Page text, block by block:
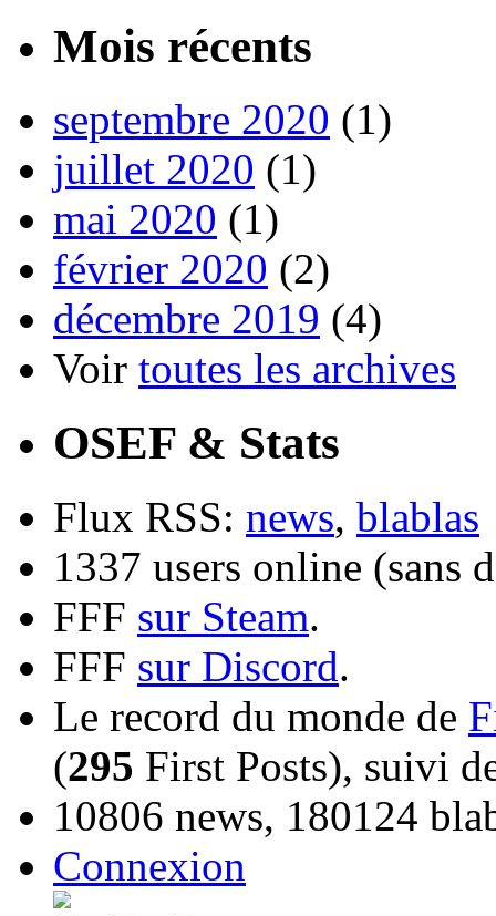
Mois récents
septembre 2020 (1)
juillet 2020 (1)
mai 2020 (1)
février 2020 (2)
décembre 2019 (4)
Voir toutes les archives
OSEF & Stats
Flux RSS: news, blablas
1337 users online (sans
FFF sur Steam.
FFF sur Discord.
Le record du monde de
(295 First Posts), suivi
10806 news, 180124
Connexion